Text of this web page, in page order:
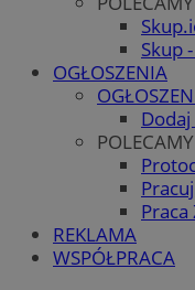
Skup
OGŁOSZENIA
Dodaj
POLECAMY
Praca
REKLAMA
WSPÓŁPRACA